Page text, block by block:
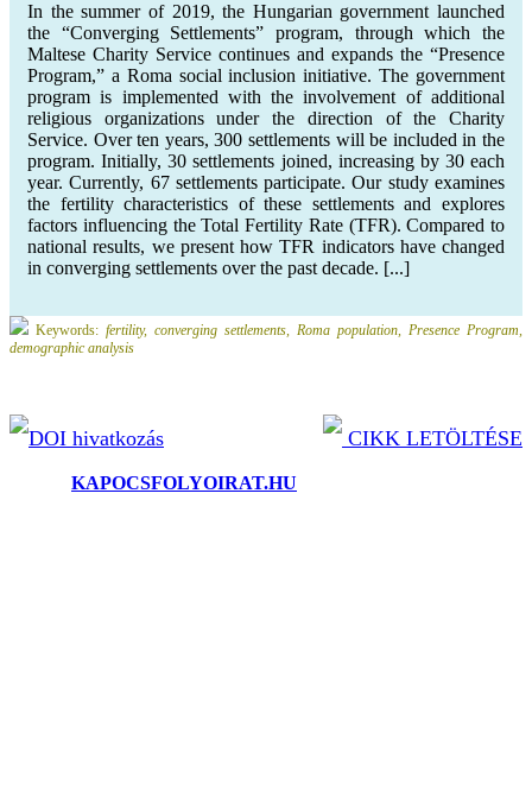
In the summer of 2019, the Hungarian government launched
the “Converging Settlements” program, through which the
Maltese Charity Service continues and expands the “Presence
Program,” a Roma social inclusion initiative. The government
program is implemented with the involvement of additional
religious organizations under the direction of the Charity
Service. Over ten years, 300 settlements will be included in the
program. Initially, 30 settlements joined, increasing by 30 each
year. Currently, 67 settlements participate. Our study examines
the fertility characteristics of these settlements and explores
factors influencing the Total Fertility Rate (TFR). Compared to
national results, we present how TFR indicators have changed
in converging settlements over the past decade. [...]
Keywords: fertility, converging settlements, Roma population, Presence Program,
demographic analysis
DOI hivatkozás CIKK LETÖLTÉSE
KAPOCSFOLYOIRAT.HU